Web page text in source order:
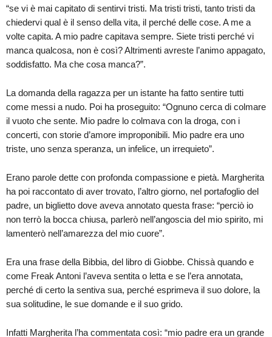
“se vi è mai capitato di sentirvi tristi. Ma tristi tristi, tanto tristi da
chiedervi qual è il senso della vita, il perché delle cose. A me a
volte capita. A mio padre capitava sempre. Siete tristi perché vi
manca qualcosa, non è così? Altrimenti avreste l’animo appagato,
soddisfatto. Ma che cosa manca?”.
La domanda della ragazza per un istante ha fatto sentire tutti
come messi a nudo. Poi ha proseguito: “Ognuno cerca di colmare
il vuoto che sente. Mio padre lo colmava con la droga, con i
concerti, con storie d’amore improponibili. Mio padre era uno
triste, uno senza speranza, un infelice, un irrequieto”.
Erano parole dette con profonda compassione e pietà. Margherita
ha poi raccontato di aver trovato, l’altro giorno, nel portafoglio del
padre, un biglietto dove aveva annotato questa frase: “perciò io
non terrò la bocca chiusa, parlerò nell’angoscia del mio spirito, mi
lamenterò nell’amarezza del mio cuore”.
Era una frase della Bibbia, del libro di Giobbe. Chissà quando e
come Freak Antoni l’aveva sentita o letta e se l’era annotata,
perché di certo la sentiva sua, perché esprimeva il suo dolore, la
sua solitudine, le sue domande e il suo grido.
Infatti Margherita l’ha commentata così: “mio padre era un grande